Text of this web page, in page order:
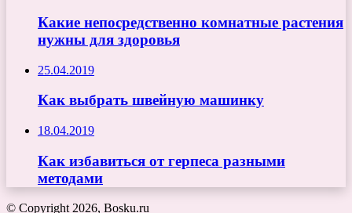
Какие непосредственно комнатные растения
нужны для здоровья
25.04.2019
Как выбрать швейную машинку
18.04.2019
Как избавиться от герпеса разными
методами
© Copyright 2026, Bosku.ru